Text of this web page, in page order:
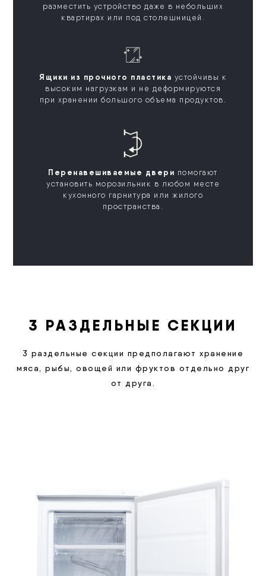
разместить устройство даже в небольших
квартирах или под столешницей.
Ящики из прочного пластика устойчивы к
высоким нагрузкам и не деформируются
при хранении большого объема продуктов.
Перенавешиваемые двери помогают
установить морозильник в любом месте
кухонного гарнитура или жилого
пространства.
3 РАЗДЕЛЬНЫЕ СЕКЦИИ
3 раздельные секции предполагают хранение
мяса, рыбы, овощей или фруктов отдельно друг
от друга.